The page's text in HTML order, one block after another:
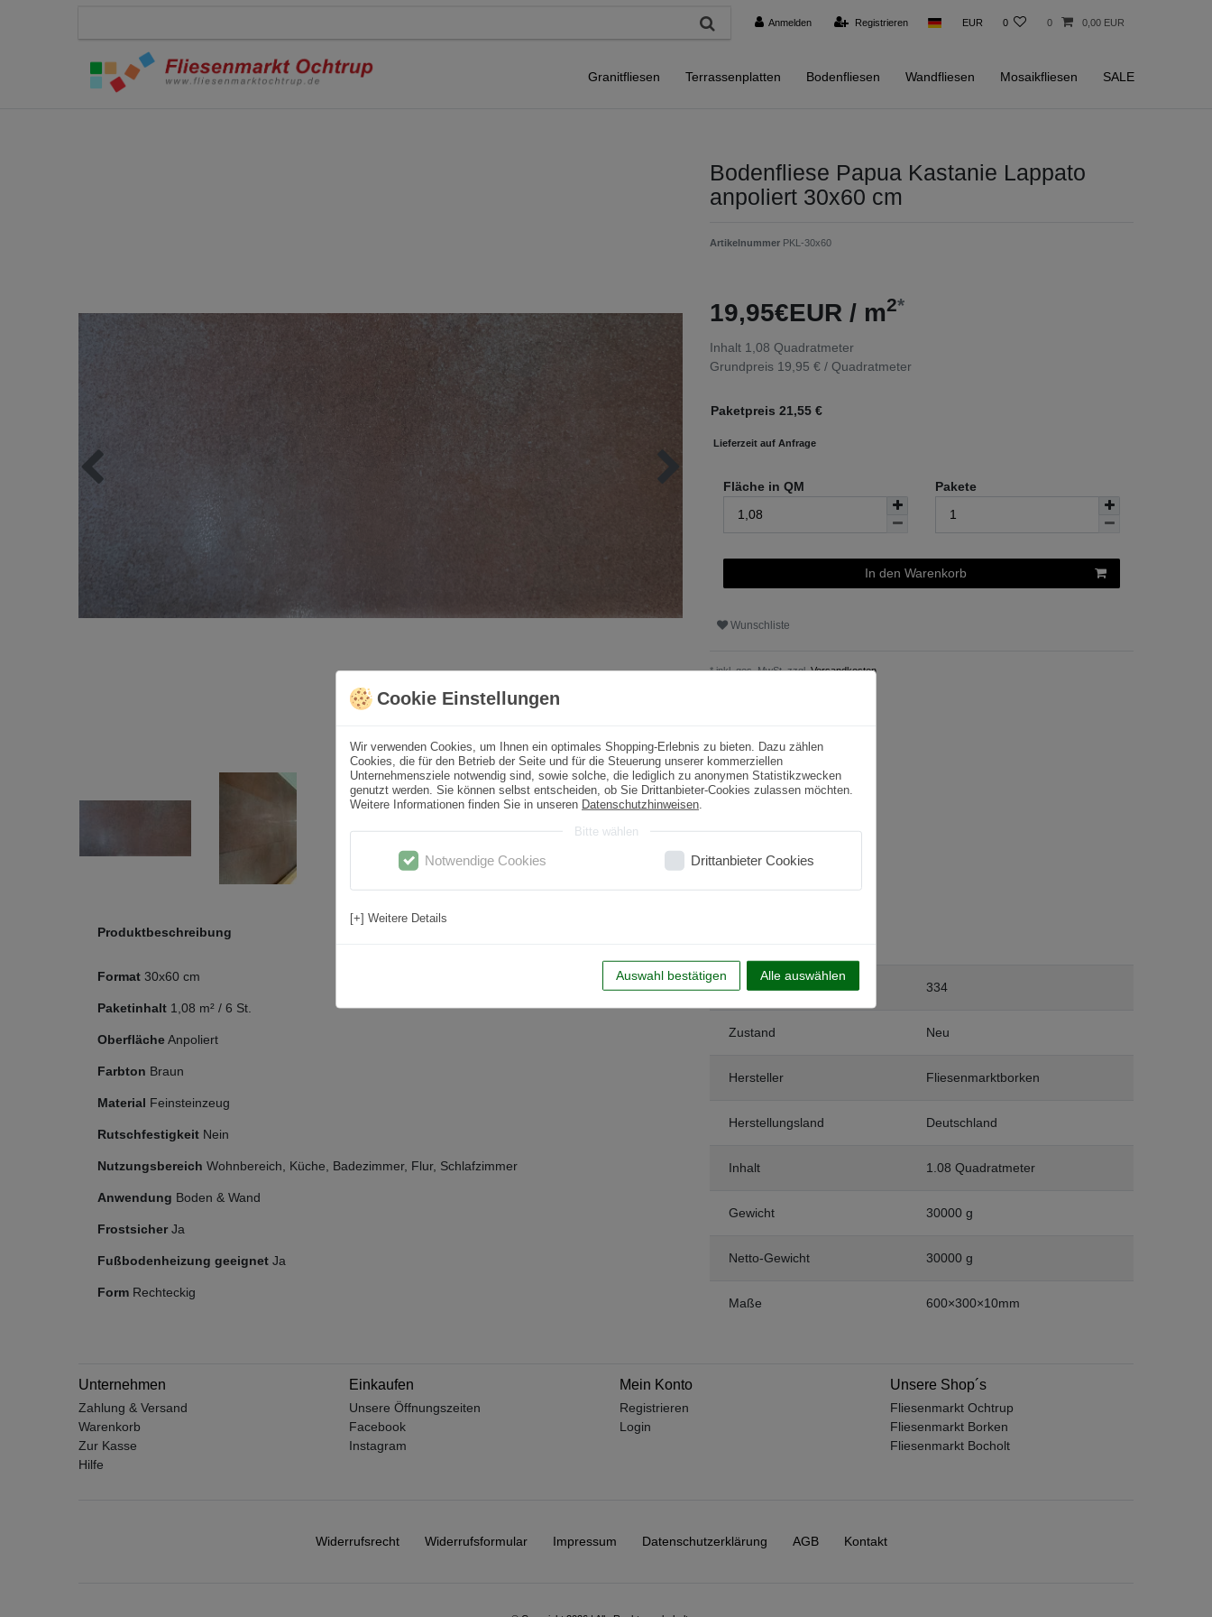
Anmelden Registrieren EUR 0 0 0,00 EUR
Granitfliesen Terrassenplatten Bodenfliesen Wandfliesen Mosaikfliesen SALE
Bodenfliese Papua Kastanie Lappato
anpoliert 30x60 cm
Artikelnummer PKL-30x60
19,95€EUR / m2*
Inhalt 1,08 Quadratmeter
Grundpreis 19,95 € / Quadratmeter
Paketpreis 21,55 €
Lieferzeit auf Anfrage
Fläche in QM Pakete
In den Warenkorb
Wunschliste
* inkl. ges. MwSt. zzgl.Versandkosten
Produktbeschreibung
Format 30x60 cm
Paketinhalt 1,08 m² / 6 St.
OberflächeAnpoliert
Farbton Braun
Material Feinsteinzeug
Rutschfestigkeit Nein
Nutzungsbereich Wohnbereich, Küche, Badezimmer, Flur, Schlafzimmer
Anwendung Boden & Wand
Frostsicher Ja
Fußbodenheizung geeignet Ja
Form Rechteckig
Art.-ID 334
Zustand Neu
Hersteller Fliesenmarktborken
Herstellungsland Deutschland
Inhalt 1.08 Quadratmeter
Gewicht 30000 g
Netto-Gewicht 30000 g
Maße 600×300×10mm
Unternehmen
Zahlung & Versand
Warenkorb
Zur Kasse
Hilfe
Einkaufen
Unsere Öffnungszeiten
Facebook
Instagram
Mein Konto
Registrieren
Login
Unsere Shop´s
Fliesenmarkt Ochtrup
Fliesenmarkt Borken
Fliesenmarkt Bocholt
Widerrufs­recht Widerrufs­formular Impressum Daten­schutz­erklärung AGB Kontakt
Cookie Einstellungen
Wir verwenden Cookies, um Ihnen ein optimales Shopping-Erlebnis zu bieten. Dazu zählen
Cookies, die für den Betrieb der Seite und für die Steuerung unserer kommerziellen
Unternehmensziele notwendig sind, sowie solche, die lediglich zu anonymen Statistikzwecken
genutzt werden. Sie können selbst entscheiden, ob Sie Drittanbieter-Cookies zulassen möchten.
Weitere Informationen finden Sie in unseren Datenschutzhinweisen
Bitte wählen
Notwendige Cookies Drittanbieter Cookies
[+] Weitere Details
Auswahl bestätigen Alle auswählen